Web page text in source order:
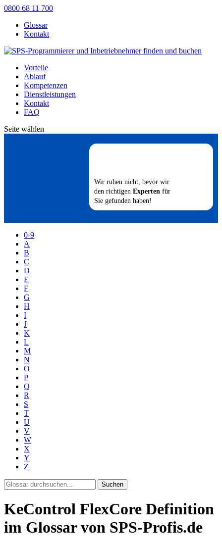
0800 68 11 700
Glossar
Kontakt
Vorteile
Ablauf
Kompetenzen
Dienstleistungen
Kontakt
FAQ
Seite wählen
Wir ruhen nicht, bevor wir
den richtigen Experten für
Sie gefunden haben!
0-9
A
B
C
D
E
F
G
H
I
J
K
L
M
N
O
P
Q
R
S
T
U
V
W
X
Y
Z
Suchen
KeControl FlexCore Definition
im Glossar von SPS-Profis.de